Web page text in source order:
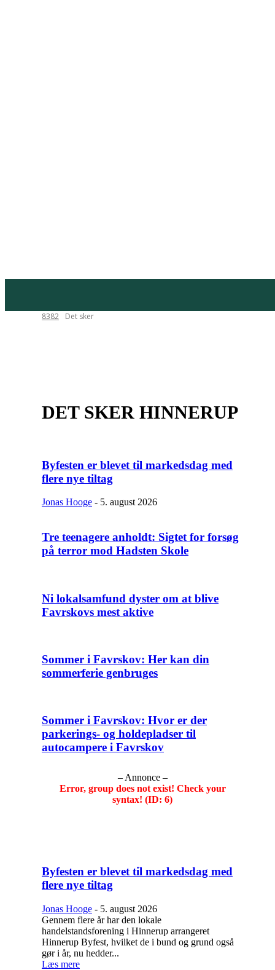
8382 Det sker
DET SKER HINNERUP
Byfesten er blevet til markedsdag med
flere nye tiltag
Jonas Hooge - 5. august 2026
Tre teenagere anholdt: Sigtet for forsøg
på terror mod Hadsten Skole
Ni lokalsamfund dyster om at blive
Favrskovs mest aktive
Sommer i Favrskov: Her kan din
sommerferie genbruges
Sommer i Favrskov: Hvor er der
parkerings- og holdepladser til
autocampere i Favrskov
– Annonce –
Error, group does not exist! Check your
syntax! (ID: 6)
Byfesten er blevet til markedsdag med
flere nye tiltag
Jonas Hooge - 5. august 2026
Gennem flere år har den lokale
handelstandsforening i Hinnerup arrangeret
Hinnerup Byfest, hvilket de i bund og grund også
gør i år, nu hedder...
Læs mere